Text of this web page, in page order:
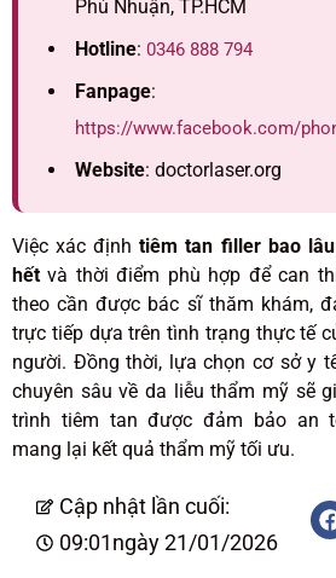
Phú Nhuận, TP.HCM
Hotline: 0346 888 794
Fanpage:
https://www.facebook.com/
Website: doctorlaser.org
Việc xác định tiêm tan filler bao
hết và thời điểm phù hợp để can
theo cần được bác sĩ thăm khám,
trực tiếp dựa trên tình trạng thực tế
người. Đồng thời, lựa chọn cơ sở y
chuyên sâu về da liễu thẩm mỹ sẽ
trình tiêm tan được đảm bảo an
mang lại kết quả thẩm mỹ tối ưu.
Cập nhật lần cuối:
09:01ngày 21/01/2026